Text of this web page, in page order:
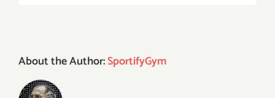
About the Author:SportifyGym